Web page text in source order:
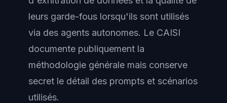
leurs garde-fous lorsqu'ils sont utilisés
via des agents autonomes. Le CAISI
documente publiquement la
méthodologie générale mais conserve
secret le détail des prompts et scénarios
utilisés.